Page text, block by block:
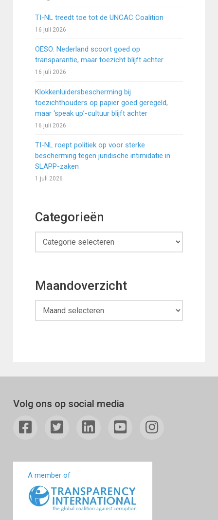
TI-NL treedt toe tot de UNCAC Coalition
16 juli 2026
OESO: Nederland scoort goed op
transparantie, maar toezicht blijft achter
16 juli 2026
Klokkenluidersbescherming bij
toezichthouders op papier goed geregeld,
maar ‘speak up’-cultuur blijft achter
16 juli 2026
TI-NL roept politiek op voor sterke
bescherming tegen juridische intimidatie in
SLAPP-zaken
1 juli 2026
Categorieën
Categorieën
Maandoverzicht
Maandoverzicht
Volg ons op social media
A member of